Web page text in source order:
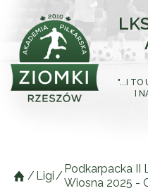
"...I TO
I
/ Ligi /
Podkarpacka II
Wiosna 2025 -